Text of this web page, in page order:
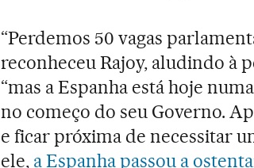
“Perdemos 50 vagas
reconheceu Rajoy, aludindo à
“mas a Espanha está hoje
no começo do seu Governo.
e ficar próxima de necessitar
ele, a Espanha passou a